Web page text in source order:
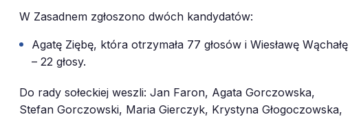
W Zasadnem zgłoszono dwóch kandydatów:
Agatę Ziębę, która otrzymała 77 głosów i Wiesławę Wąchałę
– 22 głosy.
Do rady sołeckiej weszli: Jan Faron, Agata Gorczowska,
Stefan Gorczowski, Maria Gierczyk, Krystyna Głogoczowska,